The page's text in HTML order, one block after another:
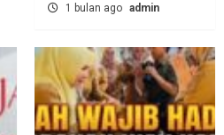
1 bulan ago admin